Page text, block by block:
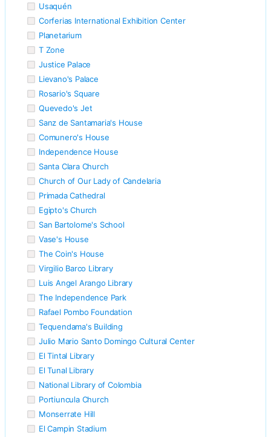
Usaquén
Corferias International Exhibition Center
Planetarium
T Zone
Justice Palace
Lievano's Palace
Rosario's Square
Quevedo's Jet
Sanz de Santamaria's House
Comunero's House
Independence House
Santa Clara Church
Church of Our Lady of Candelaria
Primada Cathedral
Egipto's Church
San Bartolome's School
Vase's House
The Coin's House
Virgilio Barco Library
Luis Angel Arango Library
The Independence Park
Rafael Pombo Foundation
Tequendama's Building
Julio Mario Santo Domingo Cultural Center
El Tintal Library
El Tunal Library
National Library of Colombia
Portiuncula Church
Monserrate Hill
El Campin Stadium